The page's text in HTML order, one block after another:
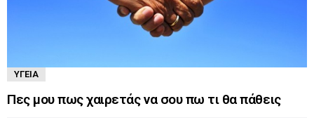
ΥΓΕΊΑ
Πες μου πως χαιρετάς να σου πω τι θα πάθεις